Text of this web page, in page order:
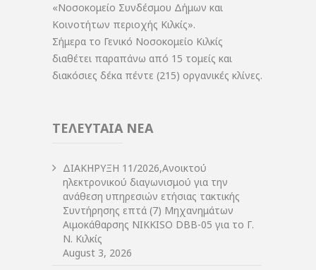
«Νοσοκομείο Συνδέσμου Δήμων και
Κοινοτήτων περιοχής Κιλκίς».
Σήμερα το Γενικό Νοσοκομείο Κιλκίς
διαθέτει παραπάνω από 15 τομείς και
διακόσιες δέκα πέντε (215) οργανικές κλίνες.
ΤΕΛΕΥΤΑΙΑ ΝΕΑ
ΔIΑΚΗΡΥΞΗ 11/2026,Ανοικτού
ηλεκτρονικού διαγωνισμού για την
ανάθεση υπηρεσιών ετήσιας τακτικής
Συντήρησης επτά (7) Μηχανημάτων
Αιμοκάθαρσης NIKKISO DBB-05 για το Γ.
Ν. Κιλκίς
August 3, 2026